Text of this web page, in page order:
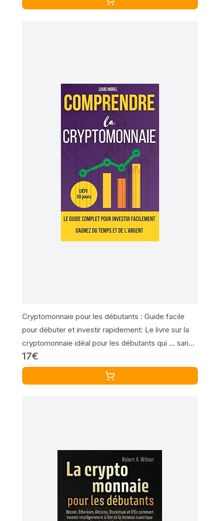
Cryptomonnaie pour les débutants : Guide facile
pour débuter et investir rapidement: Le livre sur la
cryptomonnaie idéal pour les débutants qui ... sans
effort et gagner en liberté financière.
17€